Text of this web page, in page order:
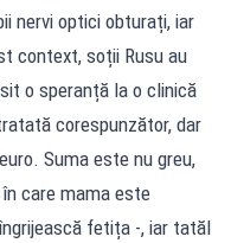
nervi optici obturați, iar
context, soții Rusu au
o speranță la o clinică
corespunzător, dar
Suma este nu greu,
care mama este
fetița -, iar tatăl